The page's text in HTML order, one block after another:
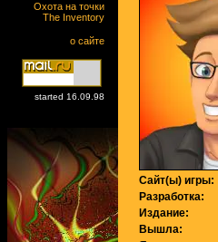
Охота на точки
The Inventory
о сайте
started 16.09.98
Сайт(ы) игры:
Разработка:
Издание:
Вышла: